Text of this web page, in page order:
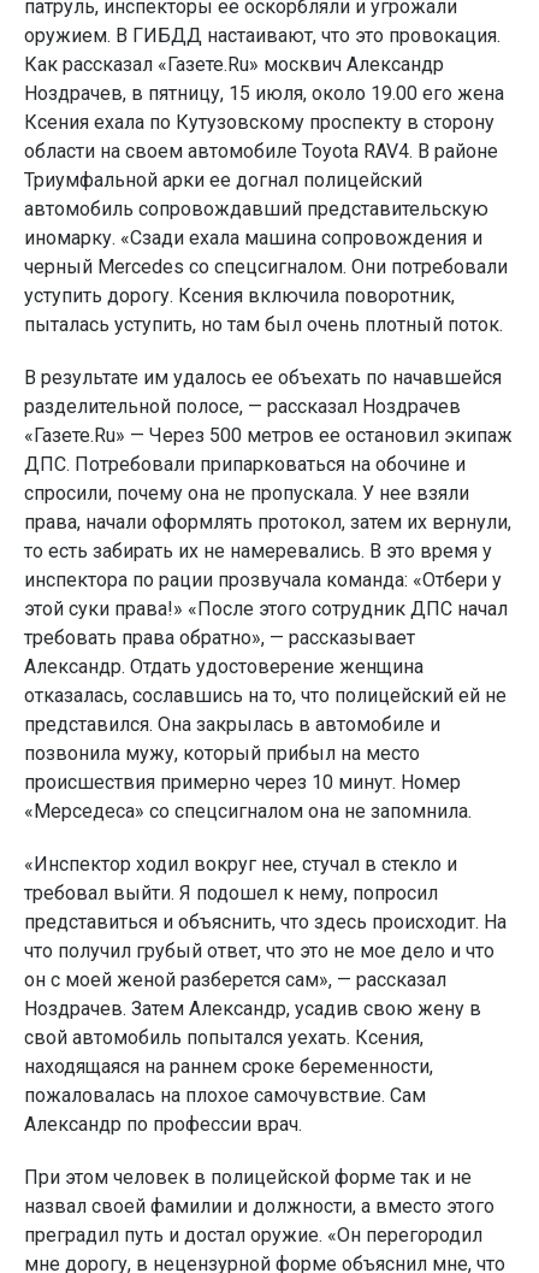
патруль, инспекторы ее оскорбляли и угрожали
оружием. В ГИБДД настаивают, что это провокация.
Как рассказал «Газете.Ru» москвич Александр
Ноздрачев, в пятницу, 15 июля, около 19.00 его жена
Ксения ехала по Кутузовскому проспекту в сторону
области на своем автомобиле Toyota RAV4. В районе
Триумфальной арки ее догнал полицейский
автомобиль сопровождавший представительскую
иномарку. «Сзади ехала машина сопровождения и
черный Mercedes со спецсигналом. Они потребовали
уступить дорогу. Ксения включила поворотник,
пыталась уступить, но там был очень плотный поток.
В результате им удалось ее объехать по начавшейся
разделительной полосе, — рассказал Ноздрачев
«Газете.Ru» — Через 500 метров ее остановил экипаж
ДПС. Потребовали припарковаться на обочине и
спросили, почему она не пропускала. У нее взяли
права, начали оформлять протокол, затем их вернули,
то есть забирать их не намеревались. В это время у
инспектора по рации прозвучала команда: «Отбери у
этой суки права!» «После этого сотрудник ДПС начал
требовать права обратно», — рассказывает
Александр. Отдать удостоверение женщина
отказалась, сославшись на то, что полицейский ей не
представился. Она закрылась в автомобиле и
позвонила мужу, который прибыл на место
происшествия примерно через 10 минут. Номер
«Мерседеса» со спецсигналом она не запомнила.
«Инспектор ходил вокруг нее, стучал в стекло и
требовал выйти. Я подошел к нему, попросил
представиться и объяснить, что здесь происходит. На
что получил грубый ответ, что это не мое дело и что
он с моей женой разберется сам», — рассказал
Ноздрачев. Затем Александр, усадив свою жену в
свой автомобиль попытался уехать. Ксения,
находящаяся на раннем сроке беременности,
пожаловалась на плохое самочувствие. Сам
Александр по профессии врач.
При этом человек в полицейской форме так и не
назвал своей фамилии и должности, а вместо этого
преградил путь и достал оружие. «Он перегородил
мне дорогу, в нецензурной форме объяснил мне, что